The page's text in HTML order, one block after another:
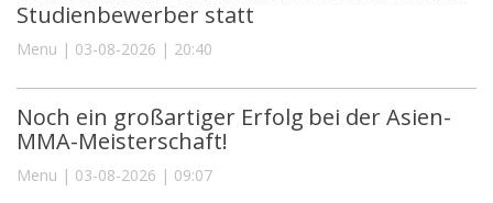
Studienbewerber statt
Menu | 03-08-2026 | 20:40
Noch ein großartiger Erfolg bei der Asien-
MMA-Meisterschaft!
Menu | 03-08-2026 | 09:07